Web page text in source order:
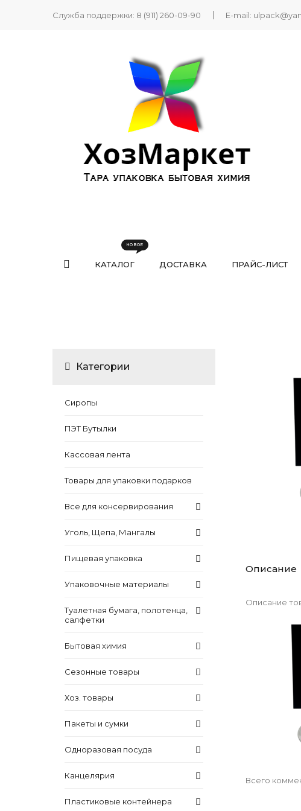
Служба поддержки: 8 (911) 260-09-90 E-mail:
КАТАЛОГ ДОСТАВКА ПРАЙС-ЛИСТ
Описание
Описание
Всего
Категории
Сиропы
ПЭТ Бутылки
Кассовая лента
Товары для упаковки подарков
Все для консервирования
Уголь, Щепа, Мангалы
Пищевая упаковка
Упаковочные материалы
Туалетная бумага, полотенца,
салфетки
Бытовая химия
Сезонные товары
Хоз. товары
Пакеты и сумки
Одноразовая посуда
Канцелярия
Пластиковые контейнера